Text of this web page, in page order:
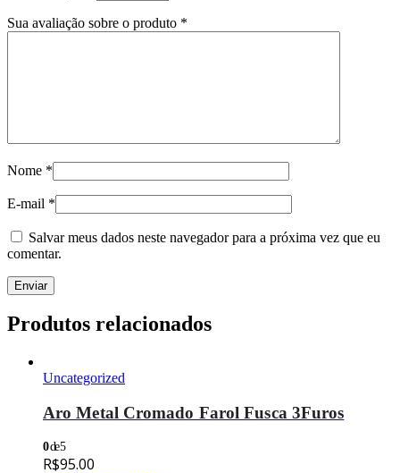
Sua avaliação sobre o produto *
Nome *
E-mail *
Salvar meus dados neste navegador para a próxima vez que eu
comentar.
Produtos relacionados
Uncategorized
Aro Metal Cromado Farol Fusca 3Furos
0de 5
R$95.00